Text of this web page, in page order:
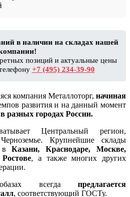
в наличии на складах нашей
позиций и актуальные цены
+7 (495) 234-39-90
компания Металлоторг, начиная
развития и на данный момент
разных городах России.
Центральный регион,
Крупнейшие склады
вКазани, Краснодаре, Москве,
, а также многих других
всегда предлагается
, соответствующий ГОСТу.